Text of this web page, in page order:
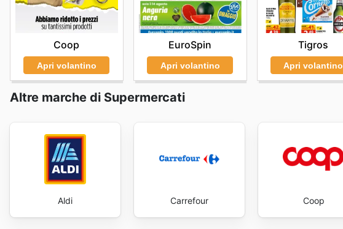
Coop
Apri volantino
EuroSpin
Apri volantino
Tigros
Apri volantino
Altre marche di Supermercati
Aldi Carrefour Coop